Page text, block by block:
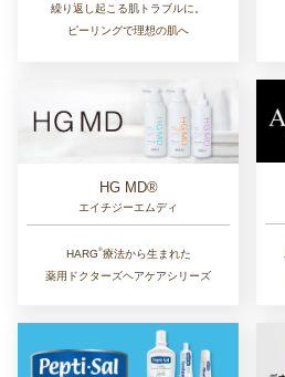
繰り返し起こる肌トラブルに。
ピーリングで理想の肌へ
HG MD®
エイチジーエムディ
HARG®︎療法から生まれた
薬用ドクターズヘアケアシリーズ